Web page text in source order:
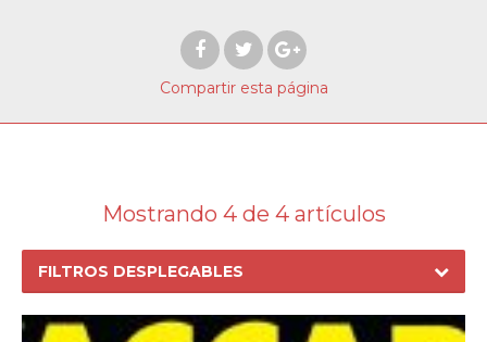
Compartir esta página
Mostrando 4 de 4 artículos
FILTROS DESPLEGABLES